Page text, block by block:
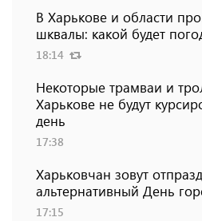
В Харькове и области
шквалы: какой будет
18:14
Некоторые трамваи и
Харькове не будут
день
17:38
Харьковчан зовут
альтернативный День
17:15